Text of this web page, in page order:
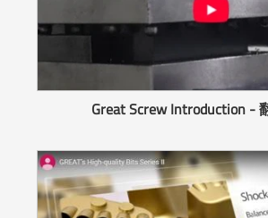
Great Screw Introduction -